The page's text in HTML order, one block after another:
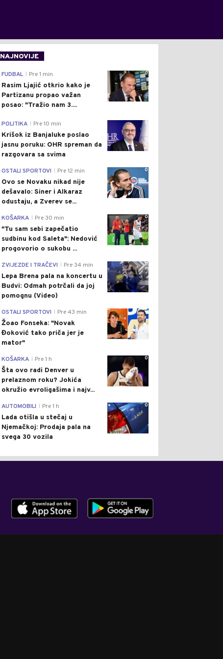
NAJNOVIJE
0
FUDBAL Pre 1 min
Rasim Ljajić otkrio kako je
Partizanu propao važan
posao: "Tražio nam 3....
0
POLITIKA Pre 10 min
Krišok iz Banjaluke poslao
jasnu poruku: OHR spreman da
razgovara sa svima
0
OSTALI SPORTOVI Pre 12 min
Ovo se Novaku nikad nije
dešavalo: Siner i Alkaraz
odustaju, a Zverev se...
0
KOŠARKA Pre 30 min
"Tu sam sebi zapečatio
sudbinu kod Saleta": Nedović
progovorio o sukobu ...
0
ZVIJEZDE I TRAČEVI Pre 34 min
Lepa Brena pala na koncertu u
Budvi: Odmah potrčali da joj
pomognu (Video)
0
OSTALI SPORTOVI Pre 43 min
Žoao Fonseka: "Novak
Đoković tako priča jer je
mator"
0
KOŠARKA Pre 1 h
Šta ovo radi Denver u
prelaznom roku? Jokića
okružio evroligašima i najv...
0
AUTOMOBILI Pre 1 h
Lada otišla u stečaj u
Njemačkoj: Prodaja pala na
svega 30 vozila